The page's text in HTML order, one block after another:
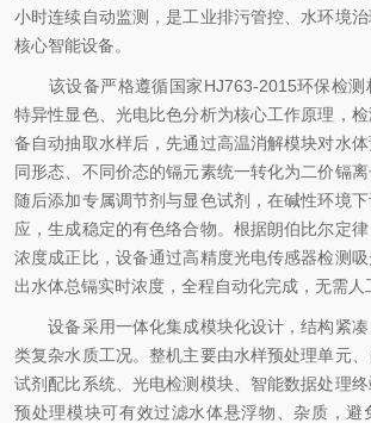
小时连续自动监测，是工业排污管控、水环境
核心智能设备。
该设备严格遵循国家HJ763-2015环保检测
特异性显色、光电比色分析为核心工作原理，
备自动抽取水样后，先通过高温消解模块对水
同形态、不同价态的镉元素统一转化为二价镉离
随后添加专属调节剂与显色试剂，在碱性环境
应，生成稳定的有色络合物。根据朗伯比尔定
浓度成正比，设备通过高精度光电传感器检测
出水体总镉实时浓度，全程自动化完成，无需人
设备采用一体化集成模块化设计，结构紧凑
类复杂水质工况。整机主要由水样预处理单元
试剂配比系统、光电检测模块、智能数据处理终
预处理模块可有效过滤水体悬浮物、杂质，避